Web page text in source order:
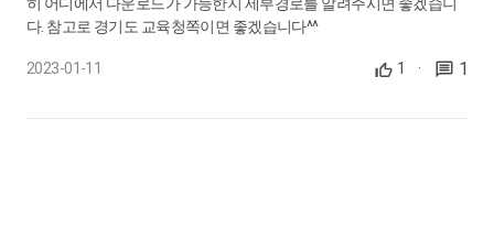
다. 참고로 경기도 교육청쪽이면 좋겠습니다^^
2023-01-11 1 · 1